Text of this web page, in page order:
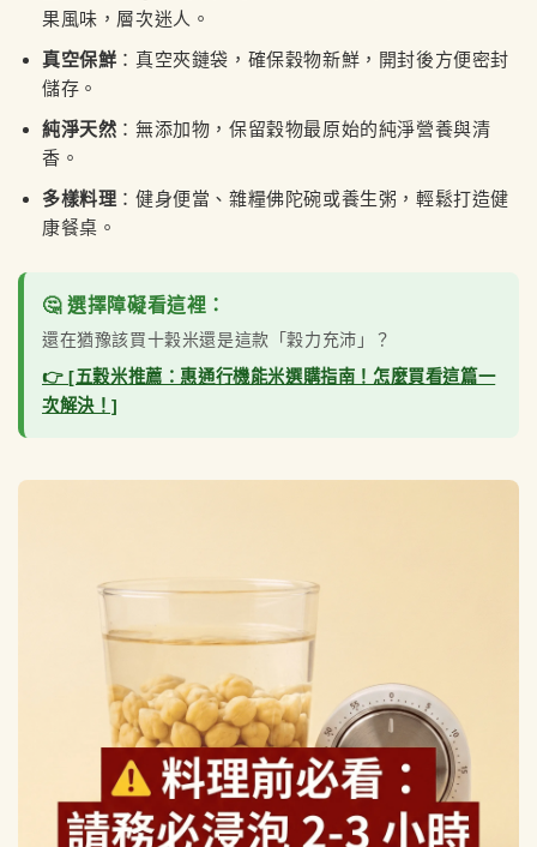
果風味，層次迷人。
真空保鮮 ：真空夾鏈袋，確保穀物新鮮，開封後方便密封
儲存。
純淨天然 ：無添加物，保留穀物最原始的純淨營養與清
香。
多樣料理 ：健身便當、雜糧佛陀碗或養生粥，輕鬆打造健
康餐桌。
🤔 選擇障礙看這裡：
還在猶豫該買十穀米還是這款「穀力充沛」？
👉 [五穀米推薦：惠通行機能米選購指南！怎麼買看這篇一
次解決！]